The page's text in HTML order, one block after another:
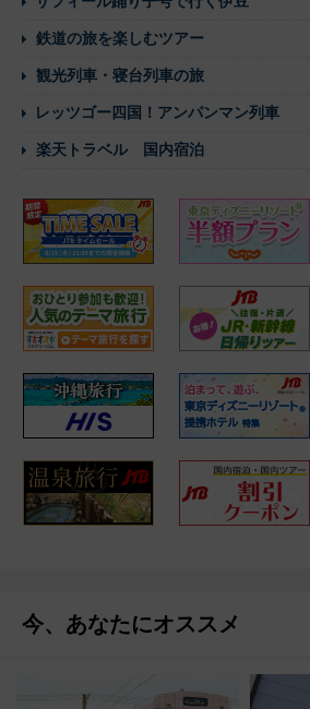
鉄道の旅を楽しむツアー
観光列車・寝台列車の旅
レッツゴー四国！アンパンマン列車
楽天トラベル 国内宿泊
今、あなたにオススメ